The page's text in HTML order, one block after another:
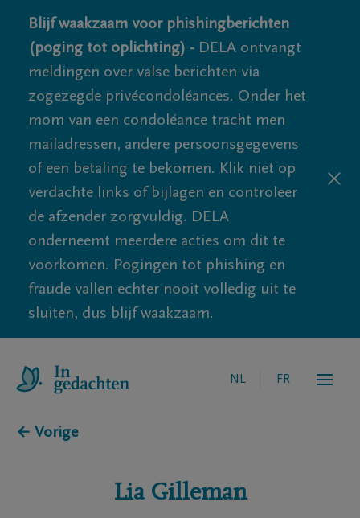
Blijf waakzaam voor phishingberichten
(poging tot oplichting) - DELA ontvangt
meldingen over valse berichten via
zogezegde privécondoléances. Onder het
mom van een condoléance tracht men
mailadressen, andere persoonsgegevens
of een betaling te bekomen. Klik niet op
verdachte links of bijlagen en controleer
de afzender zorgvuldig. DELA
onderneemt meerdere acties om dit te
voorkomen. Pogingen tot phishing en
fraude vallen echter nooit volledig uit te
sluiten, dus blijf waakzaam.
NL FR
← Vorige
Lia Gilleman